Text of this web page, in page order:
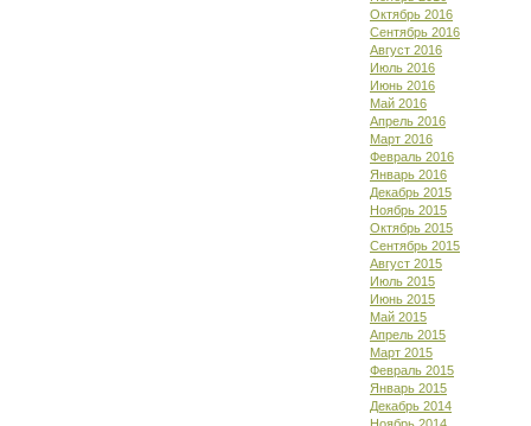
Октябрь 2016
Сентябрь 2016
Август 2016
Июль 2016
Июнь 2016
Май 2016
Апрель 2016
Март 2016
Февраль 2016
Январь 2016
Декабрь 2015
Ноябрь 2015
Октябрь 2015
Сентябрь 2015
Август 2015
Июль 2015
Июнь 2015
Май 2015
Апрель 2015
Март 2015
Февраль 2015
Январь 2015
Декабрь 2014